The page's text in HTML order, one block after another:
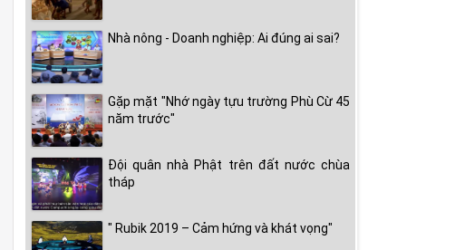
Nhà nông - Doanh nghiệp: Ai đúng ai sai?
Gặp mặt "Nhớ ngày tựu trường Phù Cừ 45
năm trước"
Đội quân nhà Phật trên đất nước chùa
tháp
" Rubik 2019 – Cảm hứng và khát vọng"